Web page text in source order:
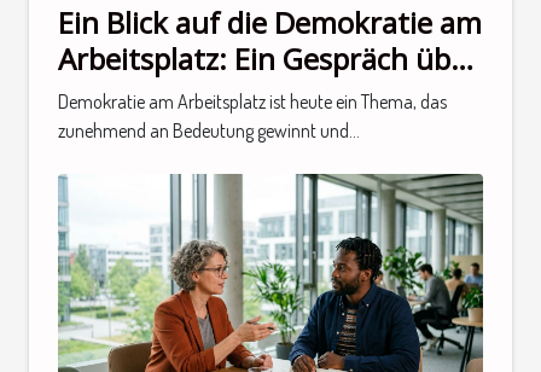
Ein Blick auf die Demokratie am
Arbeitsplatz: Ein Gespräch über
neue Perspektiven
Demokratie am Arbeitsplatz ist heute ein Thema, das
zunehmend an Bedeutung gewinnt und...